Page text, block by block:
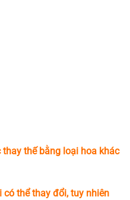
thế bằng loại hoa khác
có thể thay đổi, tuy nhiên